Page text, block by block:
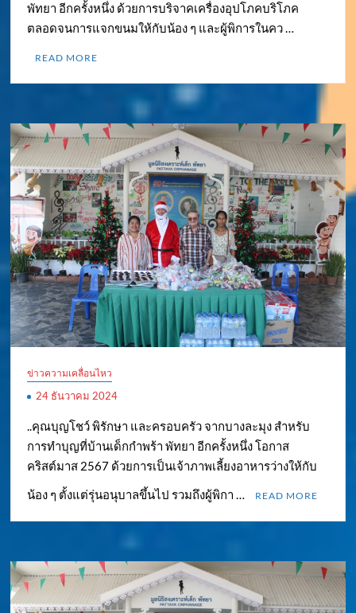
พัทยา อีกครั้งหนึ่ง ด้วยการบริจาคเครื่องอุปโภคบริโภค
ตลอดจนการแจกขนมให้กับน้อง ๆ และผู้พิการในคว …
READ MORE
ข่าวความเคลื่อนไหว
24 ธันวาคม 2024
..คุณบุญโชว์ พิรักษา และครอบครัว จากบางละมุง สำหรับ
การทำบุญที่บ้านเด็กกำพร้า พัทยา อีกครั้งหนึ่ง โอกาส
คริสต์มาส 2567 ด้วยการเป็นเจ้าภาพเลี้ยงอาหารว่างให้กับ
น้อง ๆ ตั้งแต่รุ่นอนุบาลขึ้นไป รวมถึงผู้พิกา …
READ MORE